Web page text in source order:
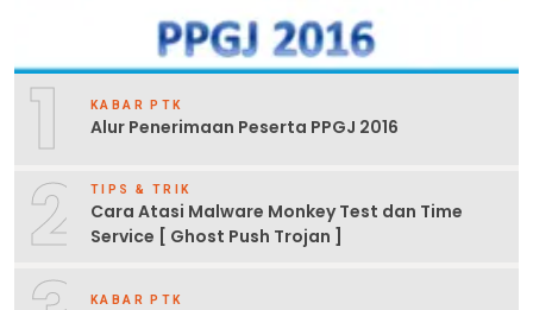
1 KABAR PTK
Alur Penerimaan Peserta PPGJ 2016
2 TIPS & TRIK
Cara Atasi Malware Monkey Test dan Time
Service [ Ghost Push Trojan ]
KABAR PTK